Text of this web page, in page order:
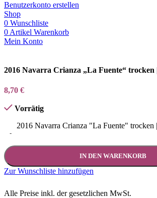
Benutzerkonto erstellen
Shop
0 Wunschliste
0 Artikel Warenkorb
Mein Konto
2016 Navarra Crianza „La Fuente“ trocken
8,70 €
Vorrätig
-
2016 Navarra Crianza "La Fuente" trocken
IN DEN WARENKORB
Zur Wunschliste hinzufügen
Alle Preise inkl. der gesetzlichen MwSt.